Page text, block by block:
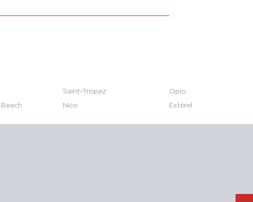
Saint-Tropez Opio
Nice Estérel